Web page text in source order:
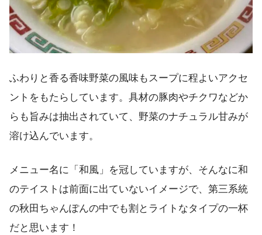
ふわりと香る香味野菜の風味もスープに程よいアクセ
ントをもたらしています。具材の豚肉やチクワなどか
らも旨みは抽出されていて、野菜のナチュラル甘みが
溶け込んでいます。
メニュー名に「和風」を冠していますが、そんなに和
のテイストは前面に出ていないイメージで、第三系統
の秋田ちゃんぽんの中でも割とライトなタイプの一杯
だと思います！